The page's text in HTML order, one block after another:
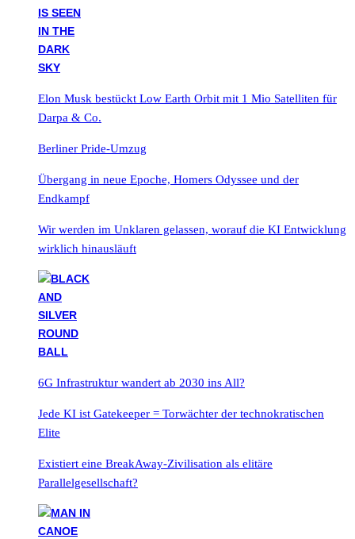
Elon Musk bestückt Low Earth Orbit mit 1 Mio Satelliten für
Darpa & Co.
Berliner Pride-Umzug
Übergang in neue Epoche, Homers Odyssee und der
Endkampf
Wir werden im Unklaren gelassen, worauf die KI Entwicklung
wirklich hinausläuft
6G Infrastruktur wandert ab 2030 ins All?
Jede KI ist Gatekeeper = Torwächter der technokratischen
Elite
Existiert eine BreakAway-Zivilisation als elitäre
Parallelgesellschaft?